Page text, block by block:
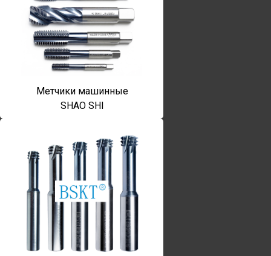
Метчики машинные
SHAO SHI